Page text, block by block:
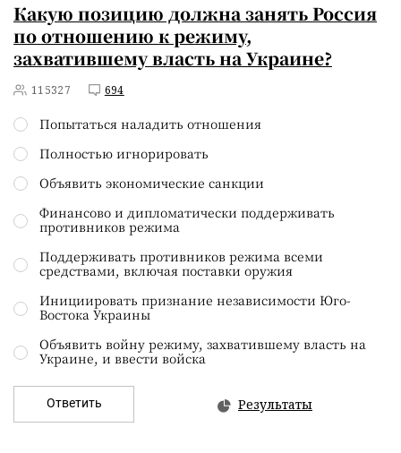
Какую позицию должна занять Россия
по отношению к режиму,
захватившему власть на Украине?
115327 694
Попытаться наладить отношения
Полностью игнорировать
Объявить экономические санкции
Финансово и дипломатически поддерживать
противников режима
Поддерживать противников режима всеми
средствами, включая поставки оружия
Инициировать признание независимости Юго-
Востока Украины
Объявить войну режиму, захватившему власть на
Украине, и ввести войска
Ответить Результаты